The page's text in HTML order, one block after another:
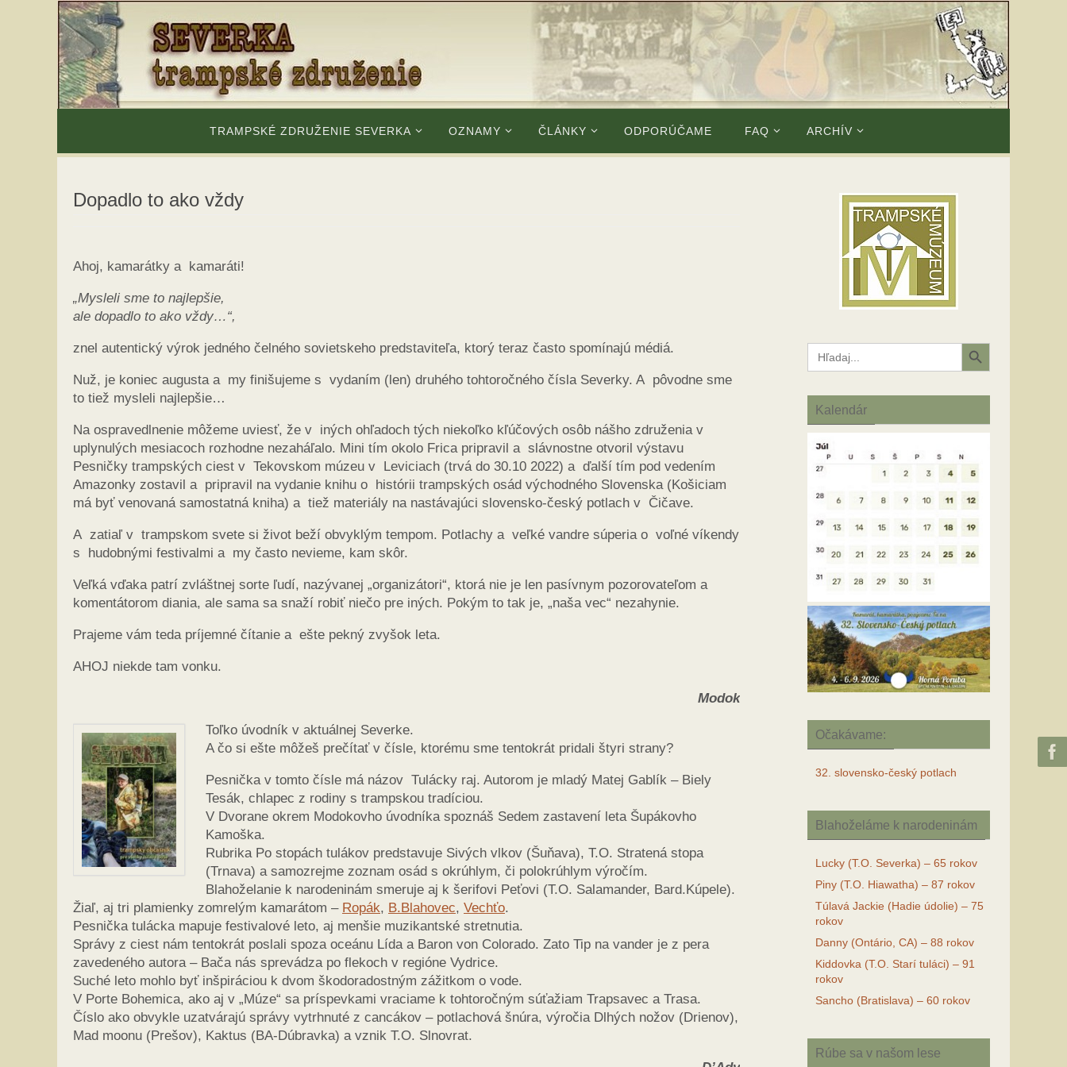
TRAMPSKÉ ZDRUŽENIE SEVERKA OZNAMY ČLÁNKY ODPORÚČAME FAQ ARCHÍV
Dopadlo to ako vždy
Ahoj, kamarátky a kamaráti!
„Mysleli sme to najlepšie,
ale dopadlo to ako vždy…“,
znel autentický výrok jedného čelného sovietskeho predstaviteľa, ktorý teraz často spomínajú médiá.
Nuž, je koniec augusta a my finišujeme s vydaním (len) druhého tohtoročného čísla Severky. A pôvodne sme
to tiež mysleli najlepšie…
Na ospravedlnenie môžeme uviesť, že v iných ohľadoch tých niekoľko kľúčových osôb nášho združenia v
uplynulých mesiacoch rozhodne nezaháľalo. Mini tím okolo Frica pripravil a slávnostne otvoril výstavu
Pesničky trampských ciest v Tekovskom múzeu v Leviciach (trvá do 30.10 2022) a ďalší tím pod vedením
Amazonky zostavil a pripravil na vydanie knihu o histórii trampských osád východného Slovenska (Košiciam
má byť venovaná samostatná kniha) a tiež materiály na nastávajúci slovensko-český potlach v Čičave.
A zatiaľ v trampskom svete si život beží obvyklým tempom. Potlachy a veľké vandre súperia o voľné víkendy
s hudobnými festivalmi a my často nevieme, kam skôr.
Veľká vďaka patrí zvláštnej sorte ľudí, nazývanej „organizátori“, ktorá nie je len pasívnym pozorovateľom a
komentátorom diania, ale sama sa snaží robiť niečo pre iných. Pokým to tak je, „naša vec“ nezahynie.
Prajeme vám teda príjemné čítanie a ešte pekný zvyšok leta.
AHOJ niekde tam vonku.
Modok
Toľko úvodník v aktuálnej Severke.
A čo si ešte môžeš prečítať v čísle, ktorému sme tentokrát pridali štyri strany?
Pesnička v tomto čísle má názov Tulácky raj. Autorom je mladý Matej Gablík – Biely
Tesák, chlapec z rodiny s trampskou tradíciou.
V Dvorane okrem Modokovho úvodníka spoznáš Sedem zastavení leta Šupákovho
Kamoška.
Rubrika Po stopách tulákov predstavuje Sivých vlkov (Šuňava), T.O. Stratená stopa
(Trnava) a samozrejme zoznam osád s okrúhlym, či polokrúhlym výročím.
Blahoželanie k narodeninám smeruje aj k šerifovi Peťovi (T.O. Salamander, Bard.Kúpele).
Žiaľ, aj tri plamienky zomrelým kamarátom – Ropák, B.Blahovec, Vechťo.
Pesnička tulácka mapuje festivalové leto, aj menšie muzikantské stretnutia.
Správy z ciest nám tentokrát poslali spoza oceánu Lída a Baron von Colorado. Zato Tip na vander je z pera
zavedeného autora – Bača nás sprevádza po flekoch v regióne Vydrice.
Suché leto mohlo byť inšpiráciou k dvom škodoradostným zážitkom o vode.
V Porte Bohemica, ako aj v „Múze“ sa príspevkami vraciame k tohtoročným súťažiam Trapsavec a Trasa.
Číslo ako obvykle uzatvárajú správy vytrhnuté z cancákov – potlachová šnúra, výročia Dlhých nožov (Drienov),
Mad moonu (Prešov), Kaktus (BA-Dúbravka) a vznik T.O. Slnovrat.
Search
for:
Search Button
Kalendár
Očakávame:
32. slovensko-český potlach
Blahoželáme k narodeninám
Lucky (T.O. Severka) – 65 rokov
Piny (T.O. Hiawatha) – 87 rokov
Túlavá Jackie (Hadie údolie) – 75
rokov
Danny (Ontário, CA) – 88 rokov
Kiddovka (T.O. Starí tuláci) – 91
rokov
Sancho (Bratislava) – 60 rokov
Rúbe sa v našom lese